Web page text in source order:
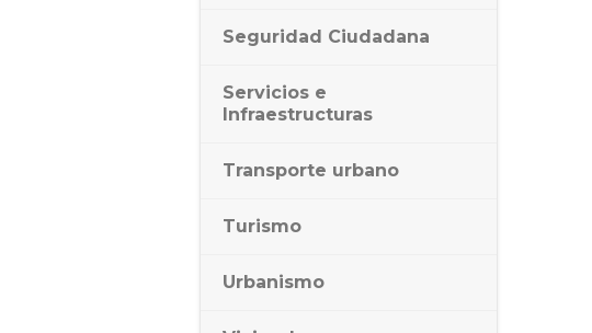
Seguridad Ciudadana
Servicios e
Infraestructuras
Transporte urbano
Turismo
Urbanismo